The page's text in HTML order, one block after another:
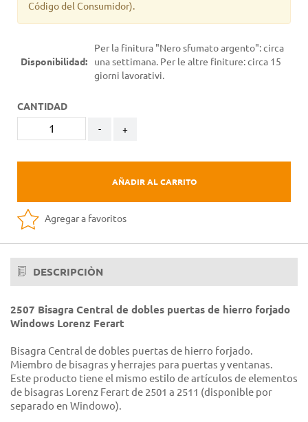
Código del Consumidor).
Disponibilidad:
Per la finitura "Nero sfumato argento": circa
una settimana. Per le altre finiture: circa 15
giorni lavorativi.
CANTIDAD
- +
AÑADIR AL CARRITO
Agregar a favoritos
DESCRIPCIÒN
2507 Bisagra Central de dobles puertas de hierro forjado
Windows Lorenz Ferart
Bisagra Central de dobles puertas de hierro forjado.
Miembro de bisagras y herrajes para puertas y ventanas.
Este producto tiene el mismo estilo de artículos de elementos
de bisagras Lorenz Ferart de 2501 a 2511 (disponible por
separado en Windowo).